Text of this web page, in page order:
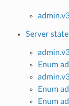
Server
Enum
Enum
Enum